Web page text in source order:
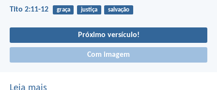
Tito 2:11-12 graça justiça salvação
Próximo versículo!
Com imagem